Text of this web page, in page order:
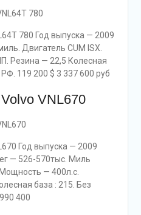
780 Год выпуска — 2009
Двигатель CUM ISХ.
Резина — 22,5 Колесная
119 200 $ 3 337 600 руб
VNL670
Год выпуска — 2009
— 526-570тыс. Миль
— 400л.с.
база : 215. Без
400